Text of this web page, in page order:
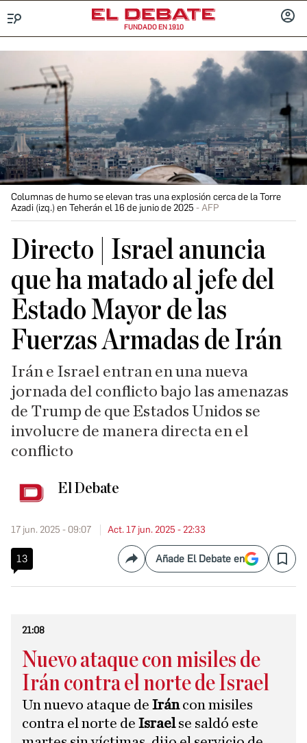
FUNDADO EN 1910
Columnas de humo se elevan tras una explosión cerca de la Torre
Azadi (izq.) en Teherán el 16 de junio de 2025
AFP
Directo | Israel anuncia
que ha matado al jefe del
Estado Mayor de las
Fuerzas Armadas de Irán
Irán e Israel entran en una nueva
jornada del conflicto bajo las amenazas
de Trump de que Estados Unidos se
involucre de manera directa en el
conflicto
El Debate
17 jun. 2025 - 09:07 Act. 17 jun. 2025 - 22:33
13 CompartirAñade El Debate en Save
21:08
Nuevo ataque con misiles de
Irán contra el norte de Israel
Un nuevo ataque de Iráncon misiles
contra el norte de Israelse saldó este